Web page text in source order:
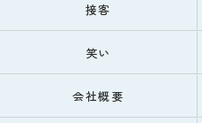
接客
笑い
会社概要